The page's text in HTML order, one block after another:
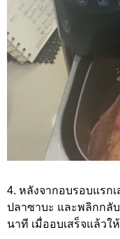
4. หลังจากอบรอบแรก
ปลาซาบะ และพลิกกลั
นาที เมื่ออบเสร็จแล้วใ